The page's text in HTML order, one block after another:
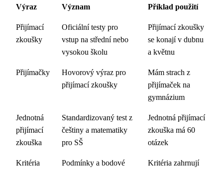
Výraz Význam Příklad použití
Přijímací
zkoušky
Oficiální testy pro
vstup na střední nebo
vysokou školu
Přijímací zkoušky
se konají v dubnu
a květnu
Přijímačky
Hovorový výraz pro
přijímací zkoušky
Mám strach z
přijímaček na
gymnázium
Jednotná
přijímací
zkouška
Standardizovaný test z
češtiny a matematiky
pro SŠ
Jednotná přijímací
zkouška má 60
otázek
Kritéria
Podmínky a bodové
Kritéria zahrnují